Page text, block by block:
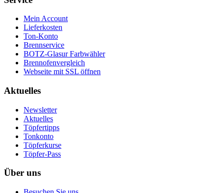
Mein Account
Lieferkosten
Ton-Konto
Brennservice
BOTZ-Glasur Farbwähler
Brennofenvergleich
Webseite mit SSL öffnen
Aktuelles
Newsletter
Aktuelles
Töpfertipps
Tonkonto
Töpferkurse
Töpfer-Pass
Über uns